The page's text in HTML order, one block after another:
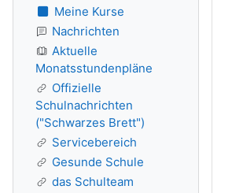
Meine Kurse
Nachrichten
Aktuelle
Monatsstundenpläne
Offizielle
Schulnachrichten
("Schwarzes Brett")
Servicebereich
Gesunde Schule
das Schulteam